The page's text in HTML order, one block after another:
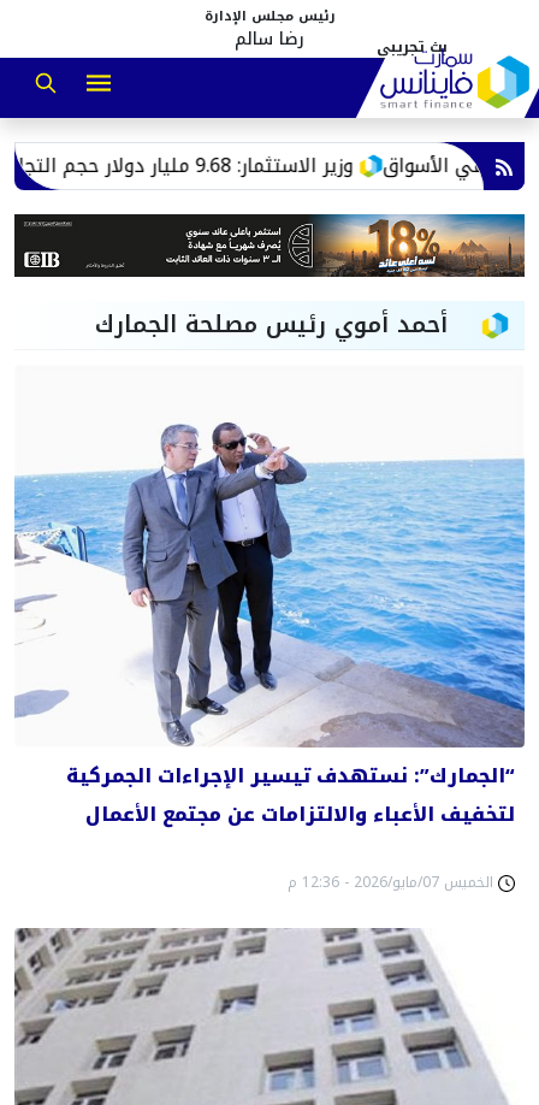
رئيس مجلس الإدارة
رضا سالم
التجارة مع الإمارات خلال 2025.. وفائض 4.3 مليار لصالح مصر
أحمد أموي رئيس مصلحة الجمارك
“الجمارك”: نستهدف تيسير الإجراءات الجمركية
لتخفيف الأعباء والالتزامات عن مجتمع الأعمال
الخميس 07/مايو/2026 - 12:36 م